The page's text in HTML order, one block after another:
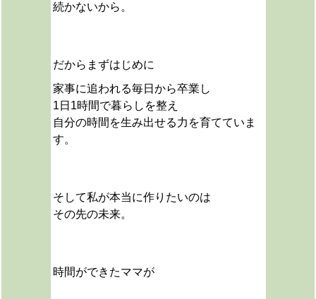
続かないから。
だから まずはじめに
家事に追われる毎日から卒業し
1日1時間で暮らしを整え
自分の時間を生み出せる力を育てていま
す。
そして私が本当に作りたいのは
その先の未来。
時間ができたママが